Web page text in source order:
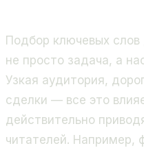
Подбор ключевых слов
не просто задача, а
Узкая аудитория,
сделки — все это
действительно
читателей. Например,